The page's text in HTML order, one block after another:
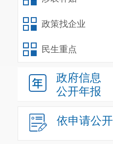
政策找企业
民生重点
政府信息
公开年报
依申请公开